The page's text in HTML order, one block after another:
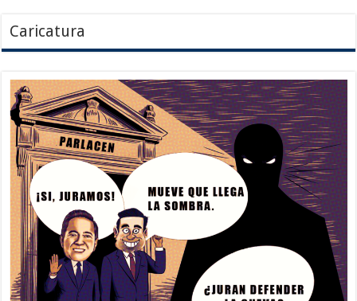
Caricatura